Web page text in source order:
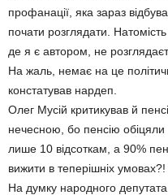
профанації, яка зараз
почати розглядати.
де я є автором, не
На жаль, немає на це
констатував нардеп.
Олег Мусій критикував й
нечесною, бо пенсію
лише 10 відсоткам, а 90%
вижити в теперішніх умовах?!
На думку народного